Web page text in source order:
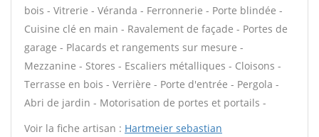
bois - Vitrerie - Véranda - Ferronnerie - Porte blindée -
Cuisine clé en main - Ravalement de façade - Portes de
garage - Placards et rangements sur mesure -
Mezzanine - Stores - Escaliers métalliques - Cloisons -
Terrasse en bois - Verrière - Porte d'entrée - Pergola -
Abri de jardin - Motorisation de portes et portails -
Voir la fiche artisan : Hartmeier sebastian